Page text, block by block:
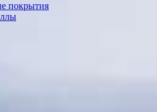
покрытия